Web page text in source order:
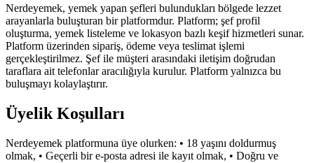
Nerdeyemek, yemek yapan şefleri bulundukları bölgede lezzet
arayanlarla buluşturan bir platformdur. Platform; şef profil
oluşturma, yemek listeleme ve lokasyon bazlı keşif hizmetleri sunar.
Platform üzerinden sipariş, ödeme veya teslimat işlemi
gerçekleştirilmez. Şef ile müşteri arasındaki iletişim doğrudan
taraflara ait telefonlar aracılığıyla kurulur. Platform yalnızca bu
buluşmayı kolaylaştırır.
Üyelik Koşulları
Nerdeyemek platformuna üye olurken: • 18 yaşını doldurmuş
olmak, • Geçerli bir e-posta adresi ile kayıt olmak, • Doğru ve